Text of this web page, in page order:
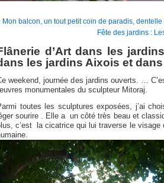
Mon balcon, un tout petit coin de paradis,
Fête des jardins :
d’Art dans les
les jardins Aixois et
weekend, journée des jardins ouverts. …
monumentales du sculpteur Mitoraj.
toutes les sculptures exposées, j’ai
sourire . Elle a un côté très beau et
c’est la cicatrice qui lui traverse le visage